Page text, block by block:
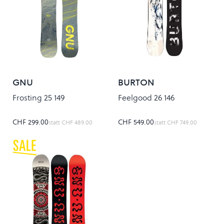
GNU
Frosting 25 149
CHF 299.00statt CHF 489.00
BURTON
Feelgood 26 146
CHF 549.00statt CHF 749.00